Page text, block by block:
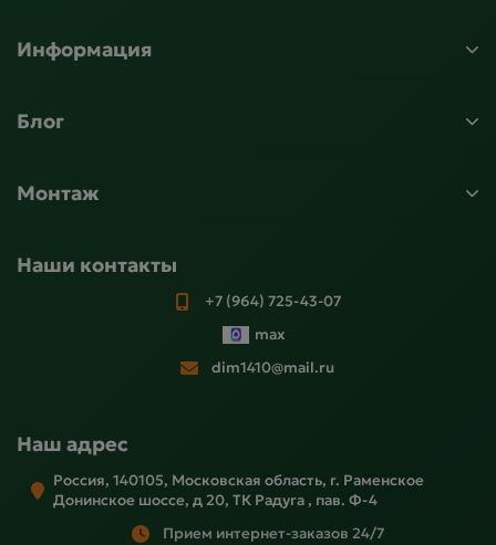
Информация
Блог
Монтаж
Наши контакты
+7 (964) 725-43-07
max
dim1410@mail.ru
Наш адрес
Россия, 140105, Московская область, г. Раменское
Донинское шоссе, д 20, ТК Радуга , пав. Ф-4
Прием интернет-заказов 24/7